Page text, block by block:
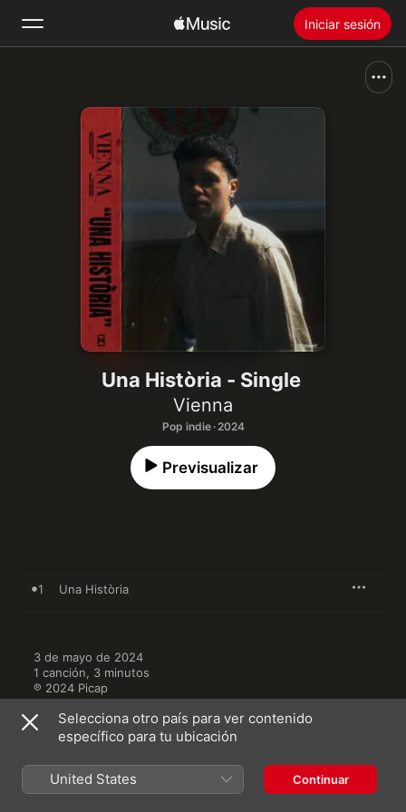
Iniciar sesión
Novedades
Instalar Apple Music
Una Història - Single
Vienna
Pop indie · 2024
Previsualizar
1 Una Història
3 de mayo de 2024
1 canción, 3 minutos
℗ 2024 Picap
Más de Vienna
Selecciona otro país para ver contenido
específico para tu ubicación
United States Continuar